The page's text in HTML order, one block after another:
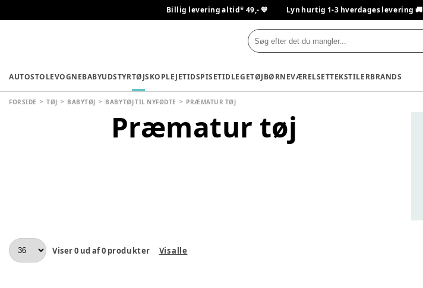
Billig levering altid* 49,- 💙 Lyn hurtig 1-3 hverdages levering 🚚
AUTOSTOLEVOGNEBABYUDSTYRTØJSKOPLEJETIDSPISETIDLEGETØJBØRNEVÆRELSETTEKSTILERBRANDS
FORSIDE TØJ BABYTØJ BABYTØJ TIL NYFØDTE PRÆMATUR TØJ
Præmatur tøj
Viser0 ud af0 produkter Vis alle